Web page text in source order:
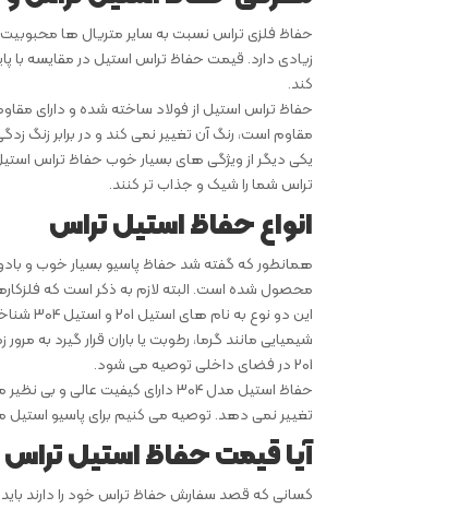
حفاظ فلزی تراس نسبت به سایر متریال ها محبوبیت
زیادی دارد. قیمت حفاظ تراس استیل در مقایسه با
کند.
حفاظ تراس استیل از فولاد ساخته شده و دارای
مقاوم است، رنگ آن تغییر نمی کند و در برابر زنگ
یکی دیگر از ویژگی های بسیار خوب حفاظ تراس
تراس شما را شیک و جذاب تر کنند.
انواع حفاظ استیل تراس
همانطور که گفته شد حفاظ پاسیو بسیار خوب و
محصول شده است. البته لازم به ذکر است که
شیمیایی مانند گرما، رطوبت یا باران قرار گیرد
201 در فضای داخلی توصیه می شود.
حفاظ استیل مدل 304 دارای
تغییر نمی دهد. توصیه می کنیم برای پاسیو استیل محافظ 304 را
آیا قیمت حفاظ استیل
کسانی که قصد سفارش حفاظ تراس خود را دارند